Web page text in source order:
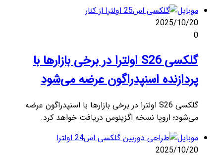
موبایل
2025/10/20
0
گلکسی S26 اولترا در برخی بازارها با
پردازنده اسنپدراگون عرضه می‌شود
گلکسی S26 اولترا در برخی بازارها با اسنپدراگون عرضه
می‌شود؛ اروپا نسخه اگزینوس دریافت خواهد کرد.
موبایل
2025/10/20